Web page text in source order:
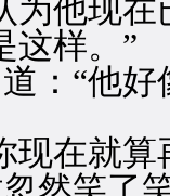
他现在
样。”
“他好
在就算